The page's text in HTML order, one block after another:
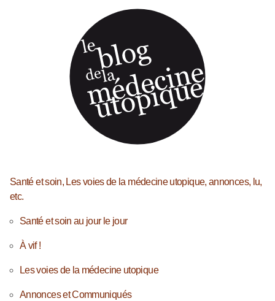
Santé et soin, Les voies de la médecine utopique, annonces, lu,
etc.
Santé et soin au jour le jour
À vif !
Les voies de la médecine utopique
Annonces et Communiqués